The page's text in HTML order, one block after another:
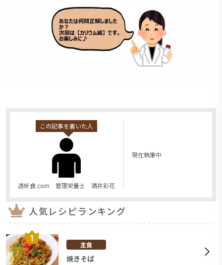
この記事を書いた人
透析食.com 管理栄養士 酒井彩花
現在執筆中
人気レシピランキング
主食
焼きそば